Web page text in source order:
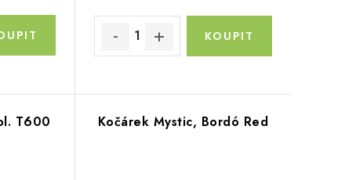
T600 Kočárek Mystic, Bordó Red